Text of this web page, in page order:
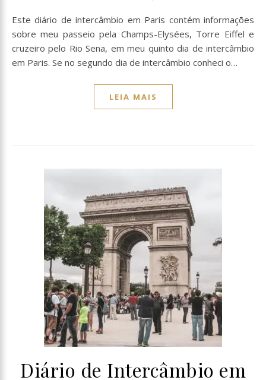
Este diário de intercâmbio em Paris contém informações
sobre meu passeio pela Champs-Elysées, Torre Eiffel e
cruzeiro pelo Rio Sena, em meu quinto dia de intercâmbio
em Paris. Se no segundo dia de intercâmbio conheci o…
LEIA MAIS
Diário de Intercâmbio em